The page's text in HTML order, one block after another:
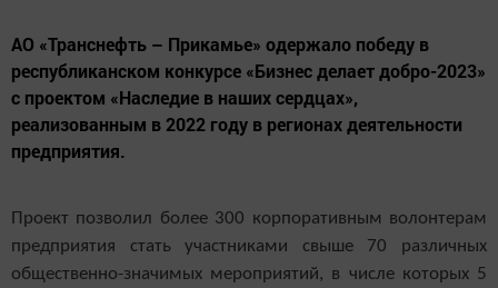
АО «Транснефть – Прикамье» одержало победу в
республиканском конкурсе «Бизнес делает добро-2023»
с проектом «Наследие в наших сердцах»,
реализованным в 2022 году в регионах деятельности
предприятия.
Проект позволил более 300 корпоративным волонтерам
предприятия стать участниками свыше 70 различных
общественно-значимых мероприятий, в числе которых 5